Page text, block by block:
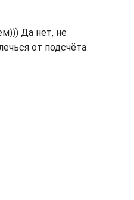
Да нет, не
от подсчёта